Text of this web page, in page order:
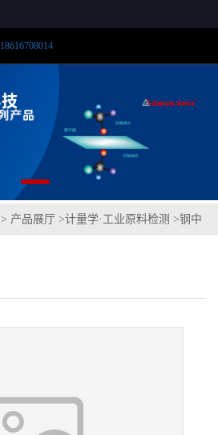
18616708014
> 产品展厅 >计量学·工业原料检测 >钢中